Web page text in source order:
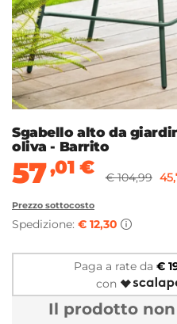
Sgabello alto da
oliva - Barrito
57,01 € € 104,99
Prezzo sottocosto
Spedizione: € 12,30
Paga a rate da €
con
Il prodotto